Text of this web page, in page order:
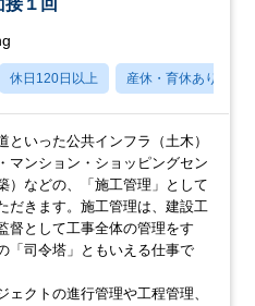
１回
休日120日以上 産休・育休あり
といった公共インフラ（土木）
マンション・ショッピングセン
）などの、「施工管理」として
だきます。施工管理は、建設工
督として工事全体の管理をす
「司令塔」ともいえる仕事で
ェクトの進行管理や工程管理、